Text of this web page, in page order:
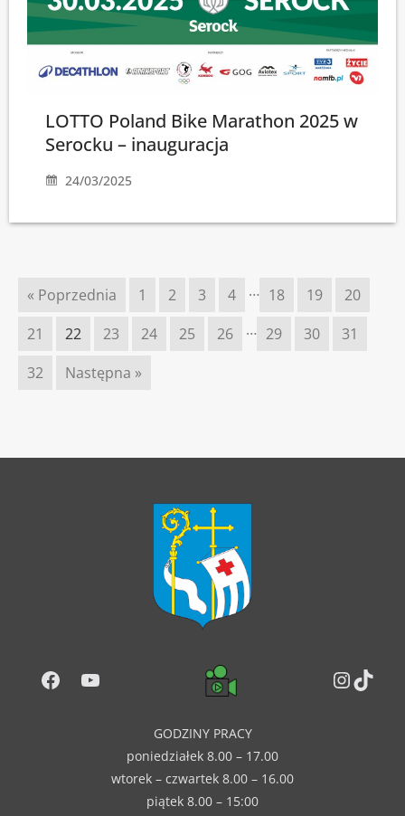
LOTTO Poland Bike Marathon 2025 w
Serocku – inauguracja
24/03/2025
« Poprzednia 1 2 3 4 … 18 19
20
21
22 23 24 25 26 … 29 30
31
32
Następna »
Facebook
YouTube
GODZINY PRACY
poniedziałek 8.00 – 17.00
wtorek – czwartek 8.00 – 16.00
piątek 8.00 – 15:00